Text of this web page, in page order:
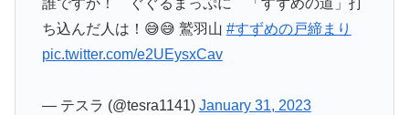
ち込んだ人は！😅😅 鷲羽山 #すずめの戸締まり
pic.twitter.com/e2UEysxCav
— テスラ (@tesra1141) January 31, 2023